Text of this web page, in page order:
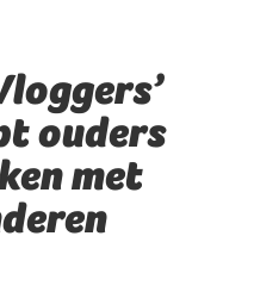
ouders
met